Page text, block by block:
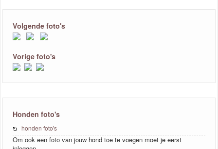
Volgende foto's
Vorige foto's
Honden foto's
honden foto's
Om ook een foto van jouw hond toe te voegen moet je eerst